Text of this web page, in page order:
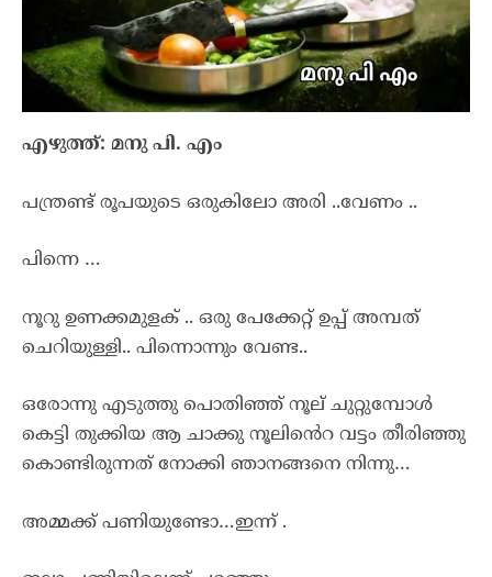
എഴുത്ത്: മനു പി. എം
പന്ത്രണ്ട് രൂപയുടെ ഒരുകിലോ അരി ..വേണം ..
പിന്നെ …
നൂറു ഉണക്കമുളക് .. ഒരു പേക്കേറ്റ് ഉപ്പ് അമ്പത്
ചെറിയുള്ളി.. പിന്നൊന്നും വേണ്ട..
ഒരോന്നു എടുത്തു പൊതിഞ്ഞ് നൂല് ചുറ്റുമ്പോൾ
കെട്ടി തുക്കിയ ആ ചാക്കു നൂലിൻെറ വട്ടം തീരിഞ്ഞു
കൊണ്ടിരുന്നത് നോക്കി ഞാനങ്ങനെ നിന്നു…
അമ്മക്ക് പണിയുണ്ടോ…ഇന്ന് .